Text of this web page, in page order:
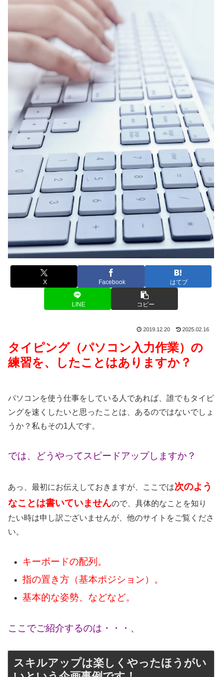
X Facebook はてブ
LINE コピー
2019.12.20 2025.02.16
タイピング（パソコン入力作業）の
練習を、したことはありますか？
パソコンを使う仕事をしている人であれば、誰でもタイピ
ングを速くしたいと思ったことは、あるのではないでしょ
うか？私もその1人です。
では、どうやってスピードアップしますか？
あっ、最初にお伝えしておきますが、ここでは次のよう
なことは書いていませんので、具体的なことを知り
たい時は申し訳ございませんが、他のサイトをご覧くださ
い。
キーボードの配列。
指の置き方（基本ポジション）。
基本的な姿勢、などなど。
ここでご紹介するのは・・・、
スキルアップは楽しくやったほうがい